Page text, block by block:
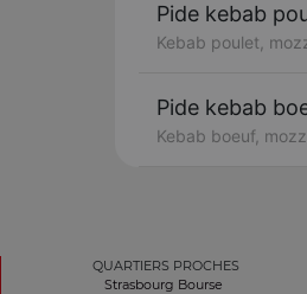
Pide kebab
Kebab poulet,
Pide kebab
Kebab boeuf,
QUARTIERS PROCHES
Strasbourg Bourse